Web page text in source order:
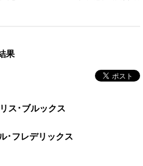
果
ス･ブルックス
･フレデリックス